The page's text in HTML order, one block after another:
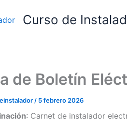
Curso de
de Boletín
/ 5 febrero 2026
: Carnet de instalador